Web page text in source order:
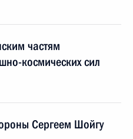
частям
космических сил
Сергеем Шойгу